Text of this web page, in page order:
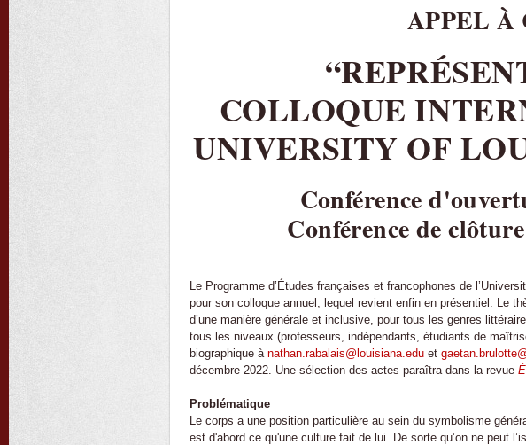
APPEL À
COLLOQUE
UNIVERSITY OF
Conférence
Conférence de
Le Programme d’Études françaises et francophones de
pour son colloque annuel, lequel revient enfin en présentiel. Le
d’une manière générale et inclusive, pour tous les genres
tous les niveaux (professeurs, indépendants, étudiants de
biographique à nathan.rabalais@louisiana.edu et
décembre 2022. Une sélection des actes paraîtra dans la revue
Problématique
Le corps a une position particulière au sein du symbolisme
est d'abord ce qu'une culture fait de lui. De sorte qu’on ne peut